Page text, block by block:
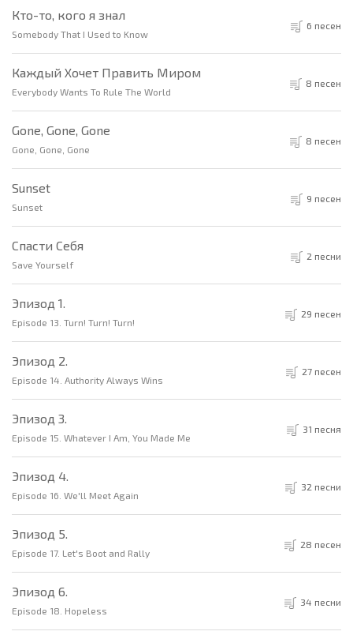
Кто-то, кого я знал
Somebody That I Used to Know
6 песен
Каждый Хочет Править Миром
Everybody Wants To Rule The World
8 песен
Gone, Gone, Gone
Gone, Gone, Gone
8 песен
Sunset
Sunset
9 песен
Спасти Себя
Save Yourself
2 песни
Эпизод 1.
Episode 13. Turn! Turn! Turn!
29 песен
Эпизод 2.
Episode 14. Authority Always Wins
27 песен
Эпизод 3.
Episode 15. Whatever I Am, You Made Me
31 песня
Эпизод 4.
Episode 16. We'll Meet Again
32 песни
Эпизод 5.
Episode 17. Let's Boot and Rally
28 песен
Эпизод 6.
Episode 18. Hopeless
34 песни